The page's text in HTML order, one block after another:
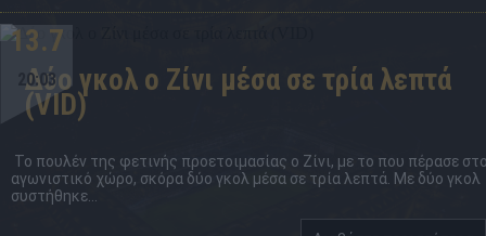
13.7
20:03
Δύο γκολ ο Ζίνι μέσα σε τρία λεπτά
(VID)
Το πουλέν της φετινής προετοιμασίας ο Ζίνι, με το που πέρασε
αγωνιστικό χώρο, σκόρα δύο γκολ μέσα σε τρία λεπτά. Με δύο γκολ
συστήθηκε...